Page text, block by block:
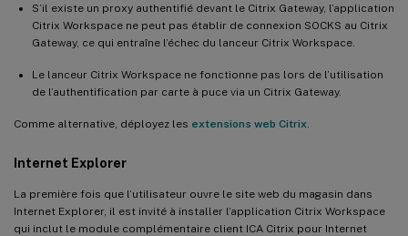
S’il existe un proxy authentifié devant le Citrix Gateway, l’application
Citrix Workspace ne peut pas établir de connexion SOCKS au Citrix
Gateway, ce qui entraîne l’échec du lanceur Citrix Workspace.
Le lanceur Citrix Workspace ne fonctionne pas lors de l’utilisation
de l’authentification par carte à puce via un Citrix Gateway.
Comme alternative, déployez les extensions web Citrix
Internet Explorer
La première fois que l’utilisateur ouvre le site web du magasin dans
Internet Explorer, il est invité à installer l’application Citrix Workspace
qui inclut le module complémentaire client ICA Citrix pour Internet